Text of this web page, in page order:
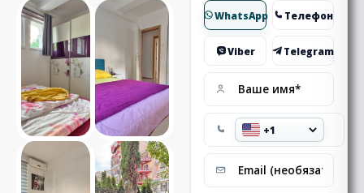
WhatsApp Телефон
Viber Telegram